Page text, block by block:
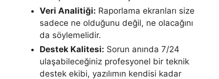
Veri Analitiği: Raporlama ekranları size
sadece ne olduğunu değil, ne olacağını
da söylemelidir.
Destek Kalitesi: Sorun anında 7/24
ulaşabileceğiniz profesyonel bir teknik
destek ekibi, yazılımın kendisi kadar